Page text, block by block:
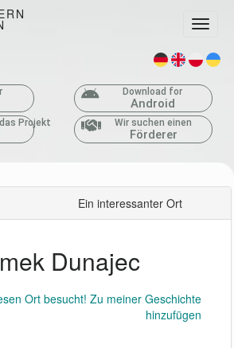
Download for
Android
Projekt Wir suchen einen
Förderer
Ein interessanter Ort
Dunajec
Ort besucht! Zu meiner Geschichte
hinzufügen